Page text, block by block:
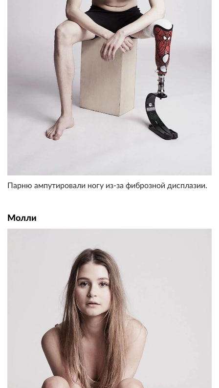
Парню ампутировали ногу из-за фиброзной дисплазии.
Молли